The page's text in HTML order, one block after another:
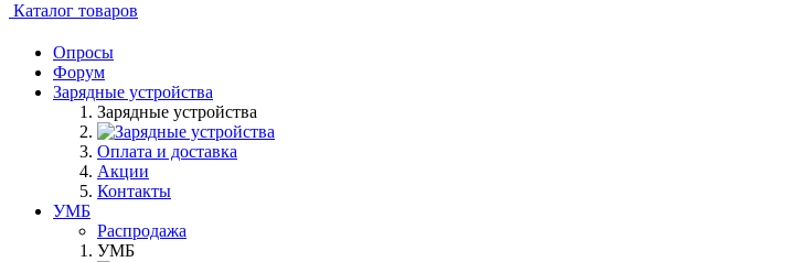
Каталог товаров
Опросы
Форум
Зарядные устройства
Зарядные устройства
Оплата и доставка
Акции
Контакты
УМБ
Распродажа
УМБ